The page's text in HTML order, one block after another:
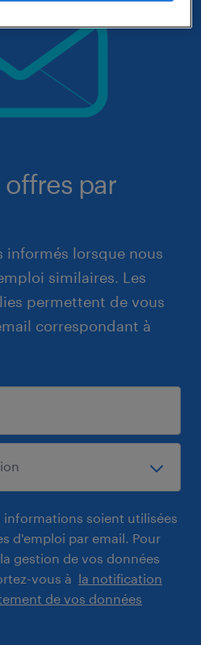
par
informés lorsque nous
similaires. Les
permettent de vous
correspondant à
informations soient utilisées
d'emploi par email. Pour
gestion de vos données
vous à la notification
de vos données